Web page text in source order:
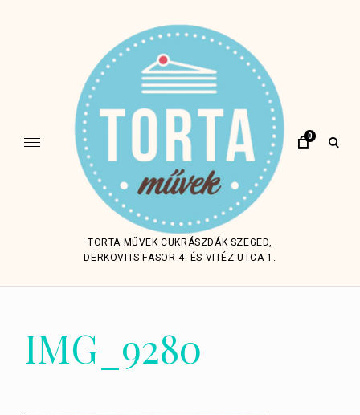
TORTA MŰVEK CUKRÁSZDÁK SZEGED,
DERKOVITS FASOR 4. ÉS VITÉZ UTCA 1.
0
open
IMG_9280